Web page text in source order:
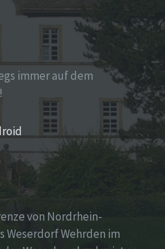
immer auf dem
von Nordrhein-
Wehrden im